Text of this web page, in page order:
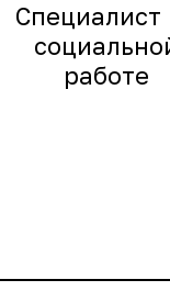
Специалист
работе